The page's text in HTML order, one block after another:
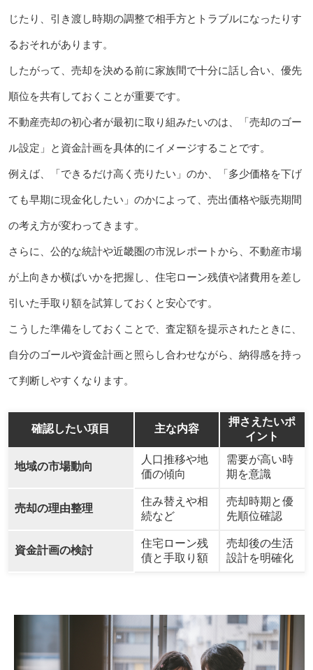
じたり、引き渡し時期の調整で相手方とトラブルになったりす
るおそれがあります。
したがって、売却を決める前に家族間で十分に話し合い、優先
順位を共有しておくことが重要です。
不動産売却の初心者が最初に取り組みたいのは、「売却のゴー
ル設定」と資金計画を具体的にイメージすることです。
例えば、「できるだけ高く売りたい」のか、「多少価格を下げ
ても早期に現金化したい」のかによって、売出価格や販売期間
の考え方が変わってきます。
さらに、公的な統計や近畿圏の市況レポートから、不動産市場
が上向きか横ばいかを把握し、住宅ローン残債や諸費用を差し
引いた手取り額を試算しておくと安心です。
こうした準備をしておくことで、査定額を提示されたときに、
自分のゴールや資金計画と照らし合わせながら、納得感を持っ
て判断しやすくなります。
確認したい項目 主な内容
押さえたいポ
イント
地域の市場動向
人口推移や地
価の傾向
需要が高い時
期を意識
売却の理由整理
住み替えや相
続など
売却時期と優
先順位確認
資金計画の検討
住宅ローン残
債と手取り額
売却後の生活
設計を明確化